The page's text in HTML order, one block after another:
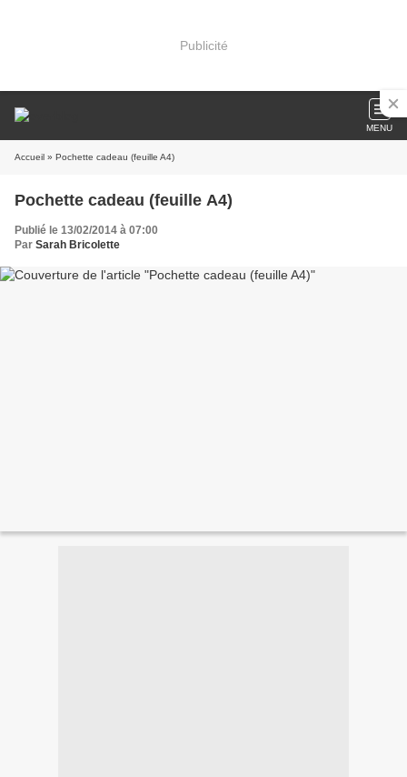
Publicité
MENU
Accueil » Pochette cadeau (feuille A4)
Pochette cadeau (feuille A4)
Publié le 13/02/2014 à 07:00
Par Sarah Bricolette